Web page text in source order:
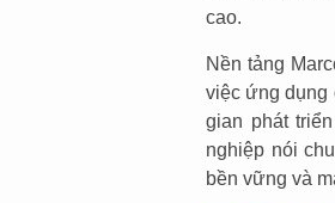
cao.
Nền tảng
việc ứng dụng
gian phát
nghiệp nói
bền vững và